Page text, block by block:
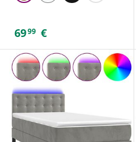
6999 €